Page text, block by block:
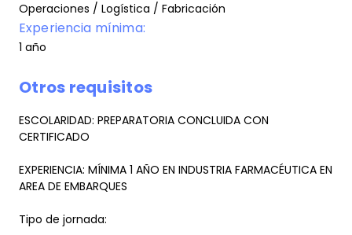
Operaciones / Logística / Fabricación
Experiencia mínima:
1 año
Otros requisitos
ESCOLARIDAD: PREPARATORIA CONCLUIDA CON
CERTIFICADO
EXPERIENCIA: MÍNIMA 1 AÑO EN INDUSTRIA FARMACÉUTICA EN
AREA DE EMBARQUES
Tipo de jornada: